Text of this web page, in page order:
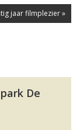
jaar filmplezier »
De